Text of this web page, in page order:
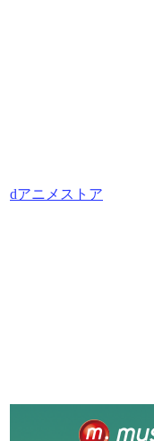
dアニメストア